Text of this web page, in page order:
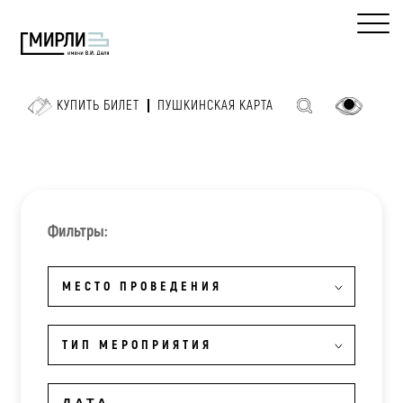
КУПИТЬ БИЛЕТ ПУШКИНСКАЯ КАРТА
Фильтры:
МЕСТО ПРОВЕДЕНИЯ
ТИП МЕРОПРИЯТИЯ